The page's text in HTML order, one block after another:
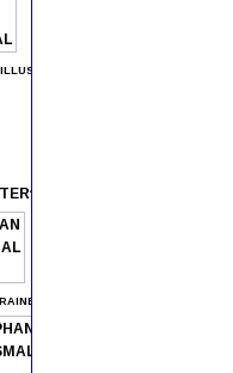
BOXES